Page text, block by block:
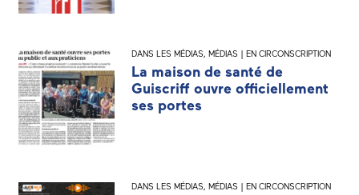
DANS LES MÉDIAS, MÉDIAS | EN CIRCONSCRIPTION
La maison de santé de
Guiscriff ouvre officiellement
ses portes
DANS LES MÉDIAS, MÉDIAS | EN CIRCONSCRIPTION